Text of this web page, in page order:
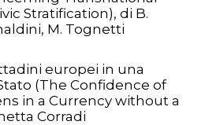
Stratification), di B.
M. Tognetti
europei in una
(The Confidence of
in a Currency without a
Corradi